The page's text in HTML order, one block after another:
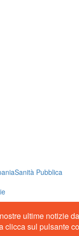
Sanità Pubblica
ultime notizie
clicca sul pulsante